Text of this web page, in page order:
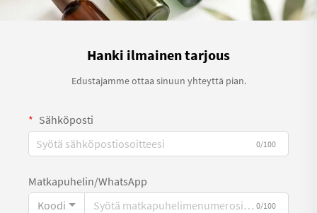
Hanki ilmainen tarjous
Edustajamme ottaa sinuun yhteyttä pian.
Sähköposti
0/100
Matkapuhelin/WhatsApp
Koodi
0/100